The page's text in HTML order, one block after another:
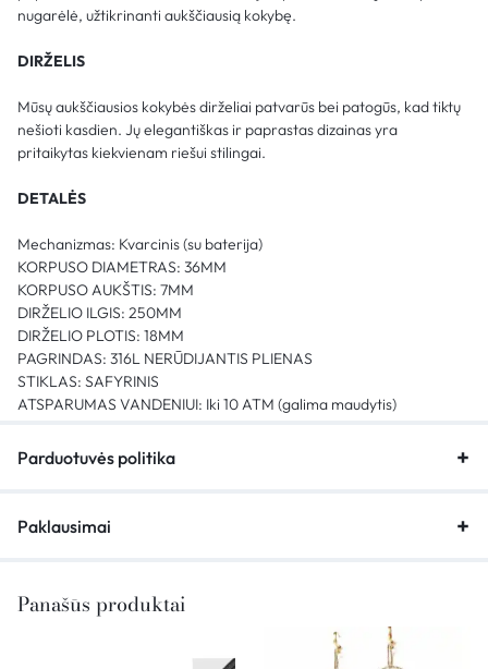
nugarėlė, užtikrinanti aukščiausią kokybę.
DIRŽELIS
Mūsų aukščiausios kokybės dirželiai patvarūs bei patogūs, kad tiktų
nešioti kasdien. Jų elegantiškas ir paprastas dizainas yra
pritaikytas kiekvienam riešui stilingai.
DETALĖS
Mechanizmas: Kvarcinis (su baterija)
KORPUSO DIAMETRAS: 36MM
KORPUSO AUKŠTIS: 7MM
DIRŽELIO ILGIS: 250MM
DIRŽELIO PLOTIS: 18MM
PAGRINDAS: 316L NERŪDIJANTIS PLIENAS
STIKLAS: SAFYRINIS
ATSPARUMAS VANDENIUI: Iki 10 ATM (galima maudytis)
Parduotuvės politika
Paklausimai
Panašūs produktai